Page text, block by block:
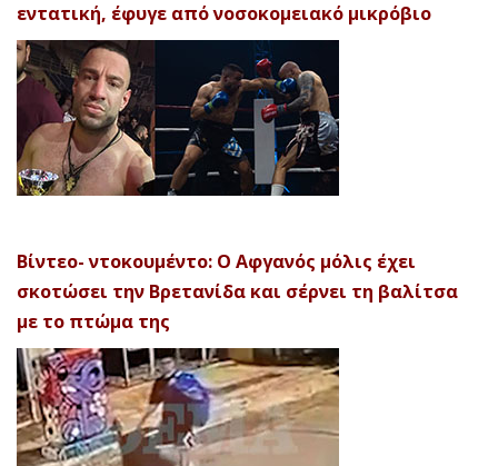
εντατική, έφυγε από νοσοκομειακό μικρόβιο
Βίντεο- ντοκουμέντο: Ο Αφγανός μόλις έχει
σκοτώσει την Βρετανίδα και σέρνει τη βαλίτσα
με το πτώμα της